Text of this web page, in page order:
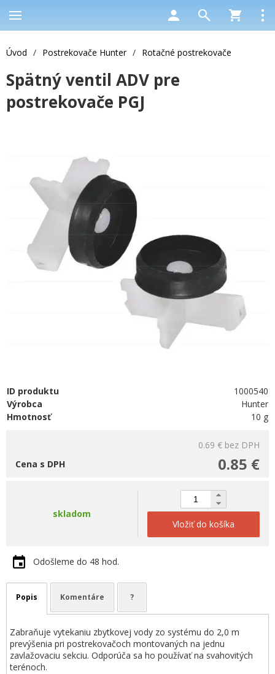
Úvod / Postrekovače Hunter / Rotačné postrekovače
Spätný ventil ADV pre
postrekovače PGJ
ID produktu
1000540
Výrobca
Hunter
Hmotnosť
10 g
0.69 € bez DPH
0.85 €
Cena s DPH
skladom
Vložiť do košíka
Odošleme do 48 hod.
Popis Komentáre ?
Zabraňuje vytekaniu zbytkovej vody zo systému do 2,0 m
prevýšenia pri postrekovačoch montovaných na jednu
zavlažovaciu sekciu. Odporúča sa ho používať na svahovitých
terénoch.